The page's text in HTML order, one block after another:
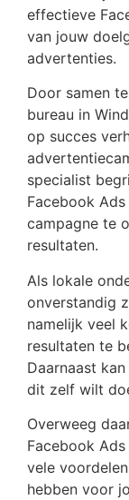
effectieve
van jouw
advertenties.
Door samen
bureau in
op succes
specialist
Facebook
campagne te
resultaten.
Als lokale
onverstandig
namelijk veel
resultaten te
Daarnaast
dit zelf wilt
Overweeg
Facebook
vele
hebben voor